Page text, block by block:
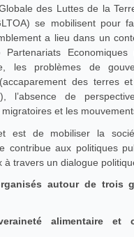
des Luttes de la
se mobilisent pour
a lieu dans un
Economiques
les problèmes de
des terres
l’absence de
et les
est de mobiliser la
contribue aux politiques
à travers un dialogue
autour de trois
alimentaire et